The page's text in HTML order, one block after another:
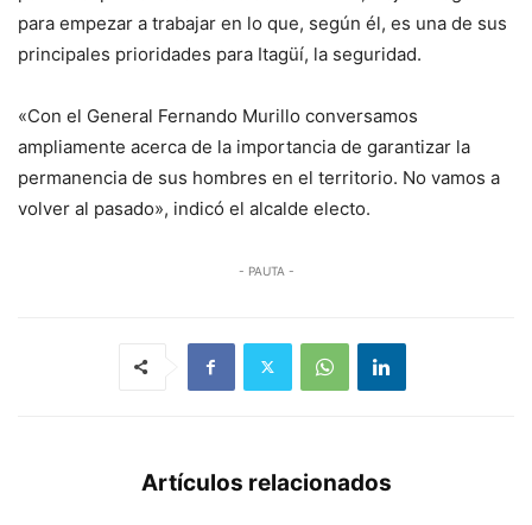
para empezar a trabajar en lo que, según él, es una de sus
principales prioridades para Itagüí, la seguridad.
«Con el General Fernando Murillo conversamos
ampliamente acerca de la importancia de garantizar la
permanencia de sus hombres en el territorio. No vamos a
volver al pasado», indicó el alcalde electo.
- PAUTA -
Artículos relacionados